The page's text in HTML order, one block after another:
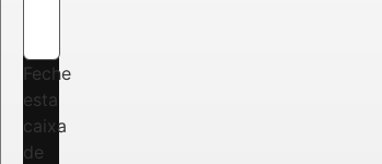
Feche
esta
caixa
de